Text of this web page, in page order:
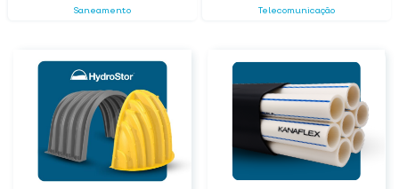
Saneamento Telecomunicação